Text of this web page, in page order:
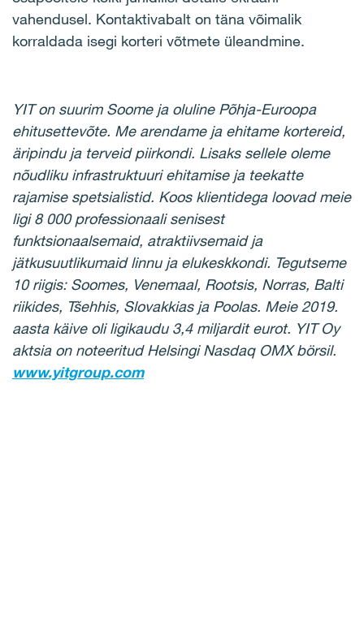
vahendusel. Kontaktivabalt on täna võimalik
korraldada isegi korteri võtmete üleandmine.
YIT on suurim Soome ja oluline Põhja-Euroopa
ehitusettevõte. Me arendame ja ehitame kortereid,
äripindu ja terveid piirkondi. Lisaks sellele oleme
nõudliku infrastruktuuri ehitamise ja teekatte
rajamise spetsialistid. Koos klientidega loovad meie
ligi 8 000 professionaali senisest
funktsionaalsemaid, atraktiivsemaid ja
jätkusuutlikumaid linnu ja elukeskkondi. Tegutseme
10 riigis: Soomes, Venemaal, Rootsis, Norras, Balti
riikides, Tšehhis, Slovakkias ja Poolas. Meie 2019.
aasta käive oli ligikaudu 3,4 miljardit eurot. YIT Oy
aktsia on noteeritud Helsingi Nasdaq OMX börsil.
www.yitgroup.com